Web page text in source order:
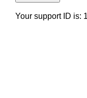
Your support ID is: